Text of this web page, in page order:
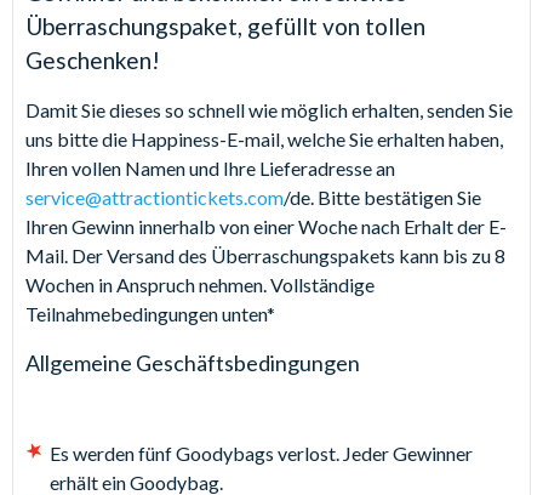
Überraschungspaket, gefüllt von tollen
Geschenken!
Damit Sie dieses so schnell wie möglich erhalten, senden Sie
uns bitte die Happiness-E-mail, welche Sie erhalten haben,
Ihren vollen Namen und Ihre Lieferadresse an
service@attractiontickets.com/de. Bitte bestätigen Sie
Ihren Gewinn innerhalb von einer Woche nach Erhalt der E-
Mail. Der Versand des Überraschungspakets kann bis zu 8
Wochen in Anspruch nehmen. Vollständige
Teilnahmebedingungen unten*
Allgemeine Geschäftsbedingungen
Es werden fünf Goodybags verlost. Jeder Gewinner
erhält ein Goodybag.